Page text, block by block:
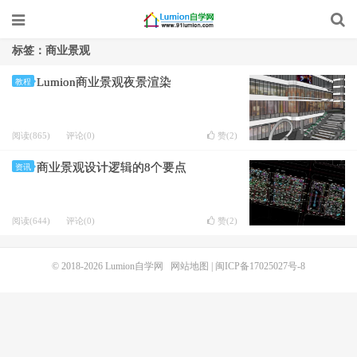
标签：商业景观
教程 Lumion商业景观夜景渲染
阅读(865) 评论(0) 赞(2)
资讯 商业景观设计逻辑的8个要点
阅读(644) 评论(0) 赞(2)
© 2018-2026 Lumion自学网 网站地图 闽ICP备17025027号-8